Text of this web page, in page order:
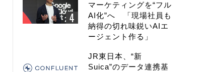
マーケティングを“フル
AI化”へ 「現場社員も
納得の切れ味鋭いAIエ
ージェント作る」
JR東日本、“新
Suica”のデータ連携基